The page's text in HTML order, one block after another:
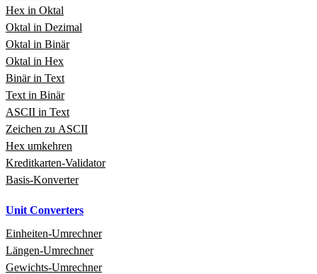
Hex in Oktal
Oktal in Dezimal
Oktal in Binär
Oktal in Hex
Binär in Text
Text in Binär
ASCII in Text
Zeichen zu ASCII
Hex umkehren
Kreditkarten‑Validator
Basis‑Konverter
Unit Converters
Einheiten‑Umrechner
Längen‑Umrechner
Gewichts‑Umrechner